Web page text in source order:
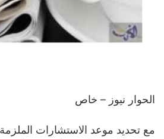
الحوار نيوز – خاص
مع تحديد موعد الاستشارات الملزمة